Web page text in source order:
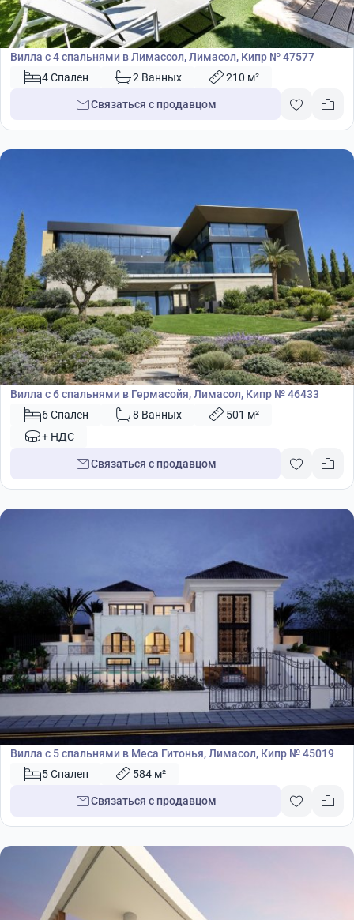
€1 450 000
Вилла
Вилла с 4 спальнями в Лимассол, Лимасол, Кипр № 47577
4 Спален
2 Ванных 210 м²
Связаться с продавцом
€8 900 000
Вилла
Вилла с 6 спальнями в Гермасойя, Лимасол, Кипр № 46433
6 Спален
8 Ванных
501 м²
+ НДС
Связаться с продавцом
Вилла
Вилла с 5 спальнями в Меса Гитонья, Лимасол, Кипр № 45019
5 Спален
584 м²
Связаться с продавцом